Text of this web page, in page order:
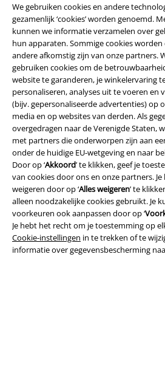
We gebruiken cookies en andere
gezamenlijk ‘cookies’ worden genoemd.
kunnen we informatie verzamelen over
hun apparaten. Sommige cookies
andere afkomstig zijn van onze partners.
gebruiken cookies om de
website te garanderen, je winkelervaring
personaliseren, analyses uit te voeren en
(bijv. gepersonaliseerde advertenties) op
media en op websites van derden. Als
overgedragen naar de Verenigde Staten,
met partners die onderworpen zijn aan
onder de huidige EU-wetgeving en naar
Door op ‘Akkoord’ te klikken, geef je
van cookies door ons en onze partners.
weigeren door op ‘Alles weigeren’ te
alleen noodzakelijke cookies gebruikt. Je
voorkeuren ook aanpassen door op ‘
Je hebt het recht om je toestemming op
Cookie-instellingen in te trekken of te
informatie over gegevensbescherming
Legal
Algemene Voorwaarden
Bedrijfsgegevens
Privacyverklaring
Verklaring van conformiteit